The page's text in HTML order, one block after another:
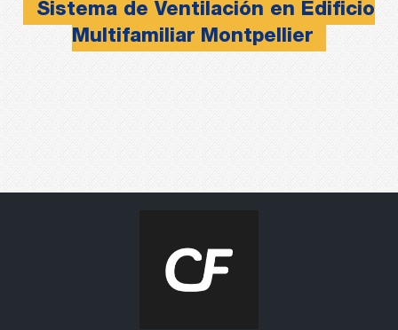
Sistema de Ventilación en Edificio
Multifamiliar Montpellier